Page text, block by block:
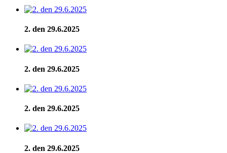
2. den 29.6.2025
2. den 29.6.2025
2. den 29.6.2025
2. den 29.6.2025